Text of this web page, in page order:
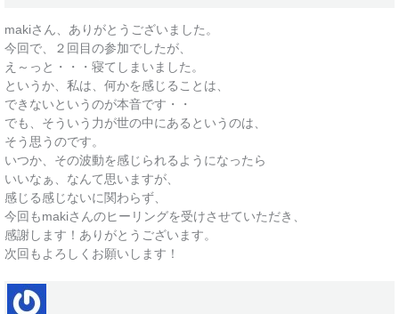
makiさん、ありがとうございました。
今回で、２回目の参加でしたが、
え～っと・・・寝てしまいました。
というか、私は、何かを感じることは、
できないというのが本音です・・
でも、そういう力が世の中にあるというのは、
そう思うのです。
いつか、その波動を感じられるようになったら
いいなぁ、なんて思いますが、
感じる感じないに関わらず、
今回もmakiさんのヒーリングを受けさせていただき、
感謝します！ありがとうございます。
次回もよろしくお願いします！